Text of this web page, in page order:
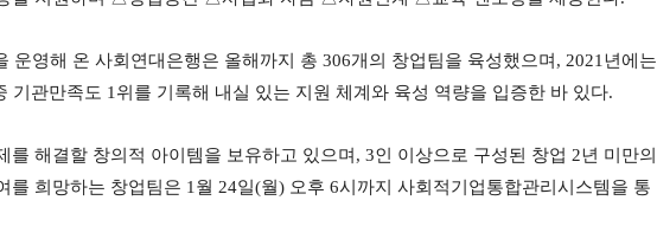
운영해 온 사회연대은행은 올해까지 총 306개의 창업팀을 육성했으며, 2021년에는
기관만족도 1위를 기록해 내실 있는 지원 체계와 육성 역량을 입증한 바 있다.
를 해결할 창의적 아이템을 보유하고 있으며, 3인 이상으로 구성된 창업 2년 미만의
를 희망하는 창업팀은 1월 24일(월) 오후 6시까지 사회적기업통합관리시스템을 통